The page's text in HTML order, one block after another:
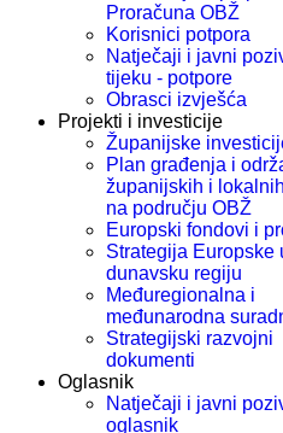
Proračuna OBŽ
Korisnici potpora
Natječaji i javni
tijeku - potpore
Obrasci izvješća
Projekti i investicije
Županijske
Plan građenja i
županijskih i
na području OBŽ
Europski fondovi i
Strategija Europske
dunavsku regiju
Međuregionalna i
međunarodna
Strategijski razvojni
dokumenti
Oglasnik
Natječaji i javni
oglasnik